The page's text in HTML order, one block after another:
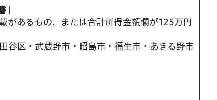
」
があるもの、または合計所得金額欄が125万円
谷区・武蔵野市・昭島市・福生市・あきる野市